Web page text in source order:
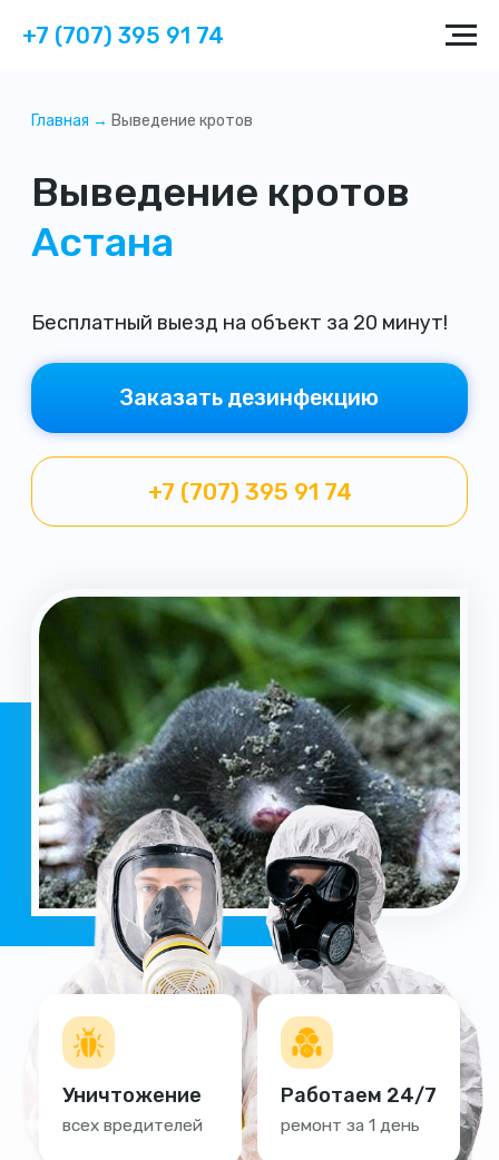
+7 (707) 395 91 74
Выведение кротов
Астана
Бесплатный выезд на объект за 20 минут!
Гарантия
от 3 месяцев более 15 лет
Опыт работы
Персональный
менеджер
ремонт за 1 день
Работаем 24/7
Уничтожение
всех вредителей
Срочный выезд
за 20 минут